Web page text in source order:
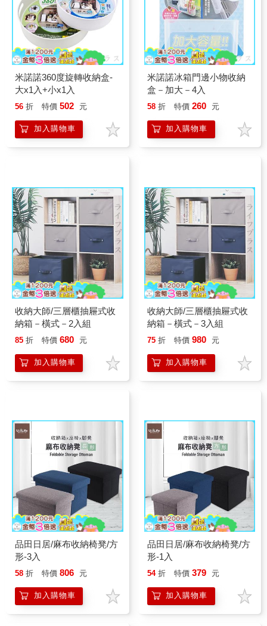
米諾諾360度旋轉收納盒-
大x1入+小x1入
56 折 特價 502 元
加入購物車
米諾諾冰箱門邊小物收納
盒－加大－4入
58 折 特價 260 元
加入購物車
收納大師/三層櫃抽屜式收
納箱－橫式－2入組
85 折 特價 680 元
加入購物車
收納大師/三層櫃抽屜式收
納箱－橫式－3入組
75 折 特價 980 元
加入購物車
品田日居/麻布收納椅凳/方
形-3入
58 折 特價 806 元
加入購物車
品田日居/麻布收納椅凳/方
形-1入
54 折 特價 379 元
加入購物車